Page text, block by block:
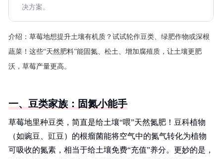
决方案。
介绍： 草莓地想提升土壤有机质？试试轮作豆类、绿肥作物或深根
蔬菜！这些“天然肥料”能固氮、松土、增加腐殖质，让土壤更肥
沃，草莓产量更高。
一、豆类家族：固氮小能手
草莓地里种豆类，简直是给土壤“喂”天然氮肥！豆科植物
（如豌豆、豇豆）的根瘤菌能将空气中的氮气转化为植物
可吸收的氮素，相当于给土壤免费“充值”养分。更妙的是，